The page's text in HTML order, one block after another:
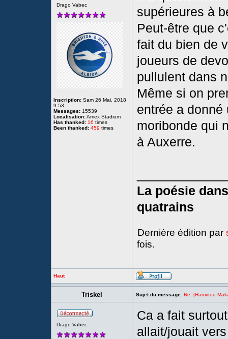
Drago Vabec
Inscription: Sam 26 Mai, 2018
9:53
Messages: 15539
Localisation:Amex Stadium
Has thanked: 16 times
Been thanked: 459 times
supérieures à
Peut-être que
fait du bien de
joueurs de
pullulent dans
Même si on
entrée a
moribonde qui
à Auxerre.
La poésie
quatrains
Dernière édition par
fois.
Haut
Triskel Sujet du message: Re: [Hamidou
Drago Vabec
Ca a fait
allait/jouait